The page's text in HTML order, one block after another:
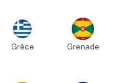
Grèce Grenade